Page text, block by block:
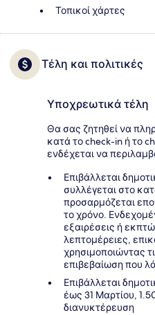
Τοπικοί χάρτες
Τέλη και πολιτικές
Υποχρεωτικά τέλη
Θα σας ζητηθεί να
κατά το check-in ή το
ενδέχεται να
Επιβάλλεται
συλλέγεται στο
προσαρμόζεται
το χρόνο.
εξαιρέσεις ή
λεπτομέρειες,
χρησιμοποιώντας
επιβεβαίωση που
Επιβάλλεται
έως 31 Μαρτίου,
διανυκτέρευση